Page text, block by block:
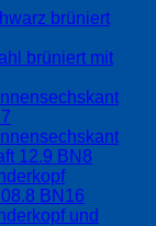
brüniert
brüniert mit
12.9 BN8
BN16
und